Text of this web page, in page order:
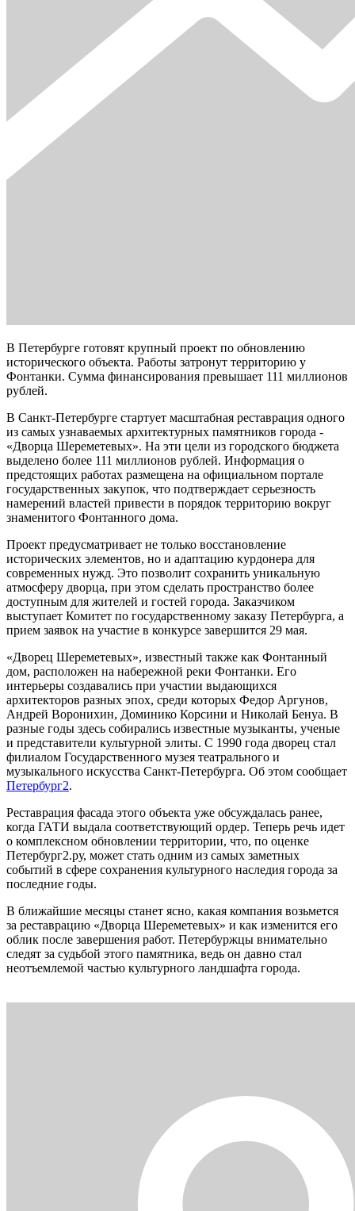
В Петербурге готовят крупный проект по обновлению
исторического объекта. Работы затронут территорию у
Фонтанки. Сумма финансирования превышает 111 миллионов
рублей.
В Санкт-Петербурге стартует масштабная реставрация одного
из самых узнаваемых архитектурных памятников города -
«Дворца Шереметевых». На эти цели из городского бюджета
выделено более 111 миллионов рублей. Информация о
предстоящих работах размещена на официальном портале
государственных закупок, что подтверждает серьезность
намерений властей привести в порядок территорию вокруг
знаменитого Фонтанного дома.
Проект предусматривает не только восстановление
исторических элементов, но и адаптацию курдонера для
современных нужд. Это позволит сохранить уникальную
атмосферу дворца, при этом сделать пространство более
доступным для жителей и гостей города. Заказчиком
выступает Комитет по государственному заказу Петербурга, а
прием заявок на участие в конкурсе завершится 29 мая.
«Дворец Шереметевых», известный также как Фонтанный
дом, расположен на набережной реки Фонтанки. Его
интерьеры создавались при участии выдающихся
архитекторов разных эпох, среди которых Федор Аргунов,
Андрей Воронихин, Доминико Корсини и Николай Бенуа. В
разные годы здесь собирались известные музыканты, ученые
и представители культурной элиты. С 1990 года дворец стал
филиалом Государственного музея театрального и
музыкального искусства Санкт-Петербурга. Об этом сообщает
Петербург2.
Реставрация фасада этого объекта уже обсуждалась ранее,
когда ГАТИ выдала соответствующий ордер. Теперь речь идет
о комплексном обновлении территории, что, по оценке
Петербург2.ру, может стать одним из самых заметных
событий в сфере сохранения культурного наследия города за
последние годы.
В ближайшие месяцы станет ясно, какая компания возьмется
за реставрацию «Дворца Шереметевых» и как изменится его
облик после завершения работ. Петербуржцы внимательно
следят за судьбой этого памятника, ведь он давно стал
неотъемлемой частью культурного ландшафта города.